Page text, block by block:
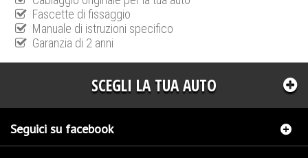
Fascette di fissaggio
Manuale di istruzioni specifico
Garanzia di 2 anni
SCEGLI LA TUA AUTO
Seguici su facebook